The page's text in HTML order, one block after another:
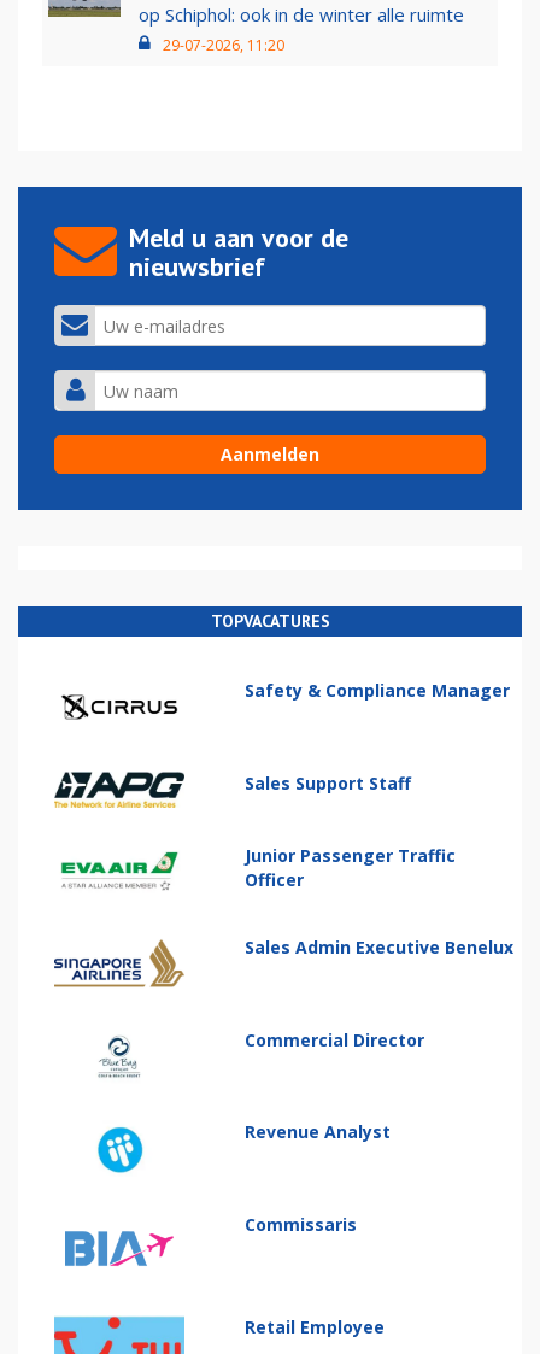
op Schiphol: ook in de winter alle ruimte
29-07-2026, 11:20
Meld u aan voor de
nieuwsbrief
TOPVACATURES
Safety & Compliance Manager
Sales Support Staff
Junior Passenger Traffic
Officer
Sales Admin Executive Benelux
Commercial Director
Revenue Analyst
Commissaris
Retail Employee